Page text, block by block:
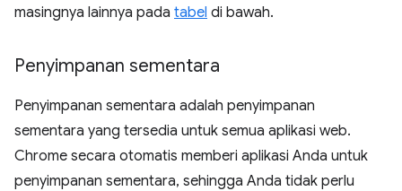
masingnya lainnya pada tabel di bawah.
Penyimpanan sementara
Penyimpanan sementara adalah penyimpanan
sementara yang tersedia untuk semua aplikasi web.
Chrome secara otomatis memberi aplikasi Anda untuk
penyimpanan sementara, sehingga Anda tidak perlu